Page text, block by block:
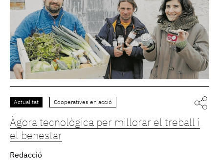
Actualitat Cooperatives en acció
Àgora tecnològica per millorar el treball i
el benestar
Redacció